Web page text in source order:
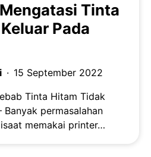
Tinta
Pada
15 September 2022
Tinta Hitam Tidak
Banyak permasalahan
memakai printer…